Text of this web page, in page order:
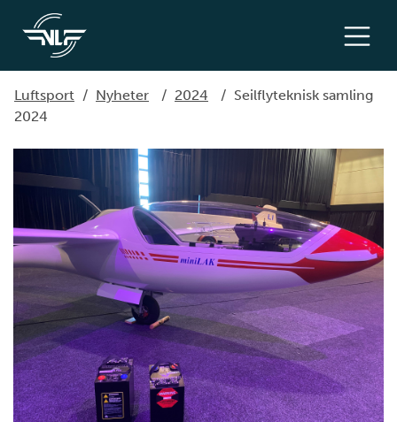
Luftsport / Nyheter / 2024 / Seilflyteknisk samling
2024